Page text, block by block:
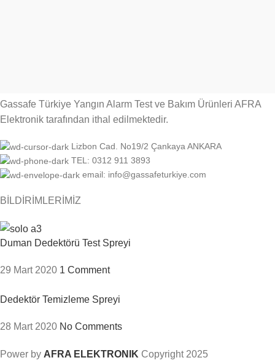
Gassafe Türkiye Yangın Alarm Test ve Bakım Ürünleri AFRA
Elektronik tarafından ithal edilmektedir.
Lizbon Cad. No19/2 Çankaya ANKARA
TEL: 0312 911 3893
email: info@gassafeturkiye.com
BİLDİRİMLERİMİZ
Duman Dedektörü Test Spreyi
29 Mart 2020 1 Comment
Dedektör Temizleme Spreyi
28 Mart 2020 No Comments
Power by AFRA ELEKTRONIK Copyright2025